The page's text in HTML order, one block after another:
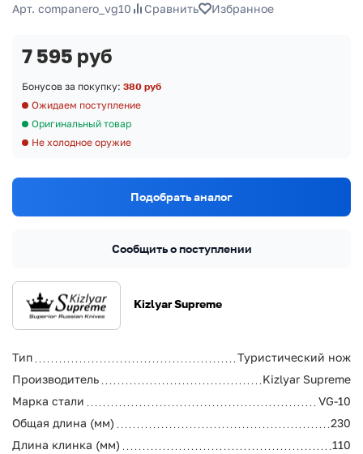
Арт. companero_vg10 Сравнить Избранное
Kizlyar Supreme
Тип
Туристический нож
Производитель
Kizlyar Supreme
Марка стали
VG-10
Общая длина (мм)
230
Длина клинка (мм)
110
7 595 руб
Бонусов за покупку: 380 руб
Ожидаем поступление
Оригинальный товар
Не холодное оружие
Подобрать аналог
Сообщить о поступлении